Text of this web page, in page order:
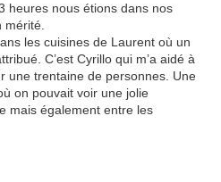
heures nous étions dans nos
les cuisines de Laurent où un
C’est Cyrillo qui m’a aidé à
une trentaine de personnes. Une
on pouvait voir une jolie
mais également entre les